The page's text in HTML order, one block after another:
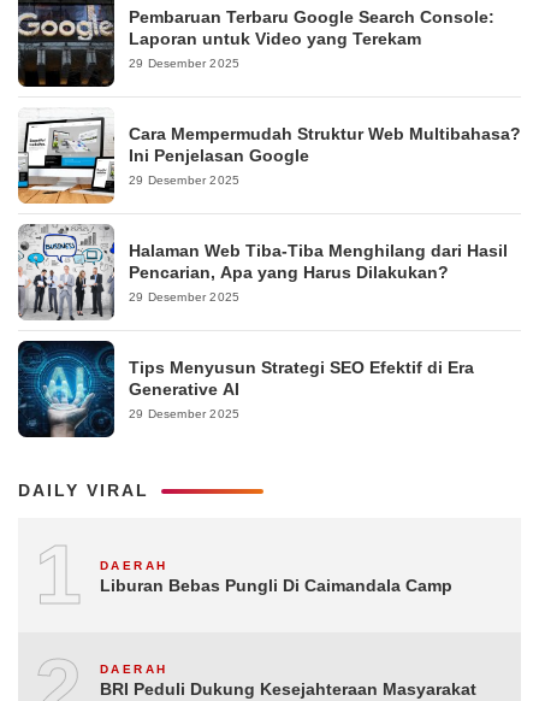
Pembaruan Terbaru Google Search Console:
Laporan untuk Video yang Terekam
29 Desember 2025
Cara Mempermudah Struktur Web Multibahasa?
Ini Penjelasan Google
29 Desember 2025
Halaman Web Tiba-Tiba Menghilang dari Hasil
Pencarian, Apa yang Harus Dilakukan?
29 Desember 2025
Tips Menyusun Strategi SEO Efektif di Era
Generative AI
29 Desember 2025
DAILY VIRAL
1 DAERAH
Liburan Bebas Pungli Di Caimandala Camp
DAERAH
BRI Peduli Dukung Kesejahteraan Masyarakat